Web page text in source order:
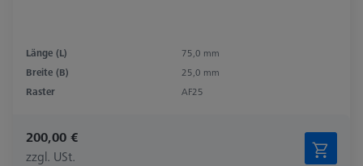
Länge (L)
75,0 mm
Breite (B)
25,0 mm
Raster
AF25
200,00 €
zzgl. USt.